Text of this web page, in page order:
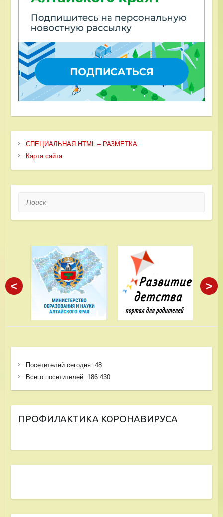
СПЕЦИАЛЬНАЯ HTML – РАЗМЕТКА
Карта сайта
Поиск
< >
Посетителей сегодня: 48
Всего посетителей: 186 430
ПРОФИЛАКТИКА КОРОНАВИРУСА